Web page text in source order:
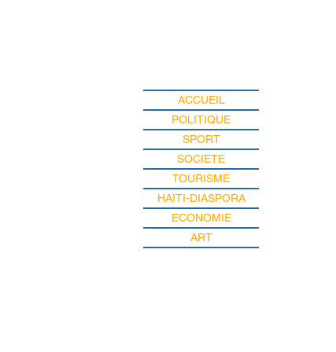
ACCUEIL
POLITIQUE
SPORT
SOCIETE
TOURISME
HAITI-DIASPORA
ECONOMIE
ART